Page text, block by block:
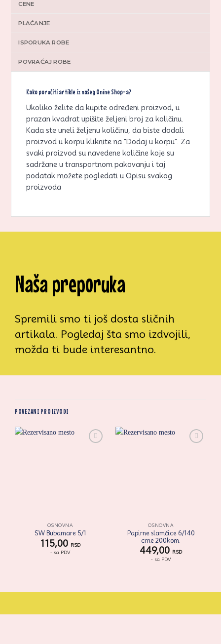
CENE
PLAĆANJE
ISPORUKA ROBE
POVRAĆAJ ROBE
Kako poručiti artikle iz našeg Onine Shop-a?
Ukoliko želite da kupite određeni proizvod, u
prazan kvadrat upišite željeni broj za količinu.
Kada ste uneli željenu količinu, da biste dodali
proizvod u korpu kliknite na "Dodaj u korpu". Za
svaki proizvod su navedene količine koje su
sadržane u transportnom pakovanju i taj
podatak možete pogledati u Opisu svakog
proizvoda
Naša preporuka
Spremili smo ti još dosta sličnih
artikala. Pogledaj šta smo izdvojili,
možda ti bude interesantno.
POVEZANI PROIZVODI
OSNOVNA
SW Bubamare 5/1
115,00 RSD
- sa PDV
OSNOVNA
Papirne slamčice 6/140
crne 200kom.
449,00 RSD
- sa PDV